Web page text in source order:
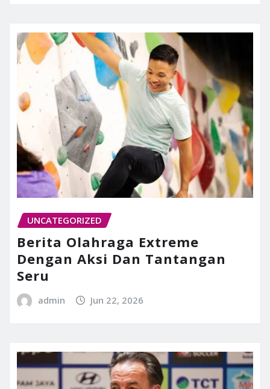
UNCATEGORIZED
Berita Olahraga Extreme
Dengan Aksi Dan Tantangan
Seru
admin Jun 22, 2026